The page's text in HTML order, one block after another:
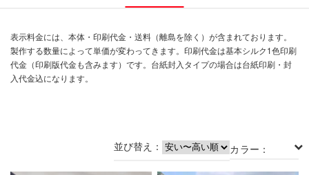
グ
ラ
ス
表示料金には、本体・印刷代金・送料（離島を除く）が含まれております。
製作する数量によって単価が変わってきます。印刷代金は基本シルク1色印刷
代金（印刷版代金も含みます）です。台紙封入タイプの場合は台紙印刷・封
入代金込になります。
並び替え： カラー：